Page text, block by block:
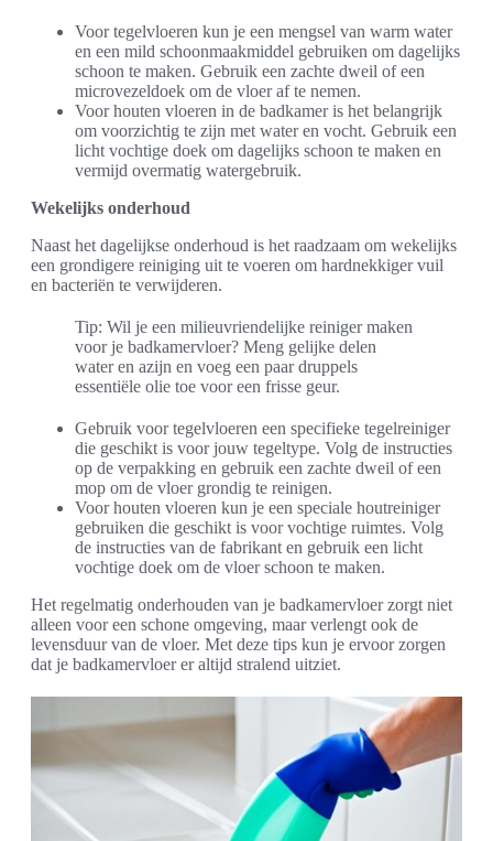
Voor tegelvloeren kun je een mengsel van warm water
en een mild schoonmaakmiddel gebruiken om dagelijks
schoon te maken. Gebruik een zachte dweil of een
microvezeldoek om de vloer af te nemen.
Voor houten vloeren in de badkamer is het belangrijk
om voorzichtig te zijn met water en vocht. Gebruik een
licht vochtige doek om dagelijks schoon te maken en
vermijd overmatig watergebruik.
Wekelijks onderhoud
Naast het dagelijkse onderhoud is het raadzaam om wekelijks
een grondigere reiniging uit te voeren om hardnekkiger vuil
en bacteriën te verwijderen.
Tip: Wil je een milieuvriendelijke reiniger maken
voor je badkamervloer? Meng gelijke delen
water en azijn en voeg een paar druppels
essentiële olie toe voor een frisse geur.
Gebruik voor tegelvloeren een specifieke tegelreiniger
die geschikt is voor jouw tegeltype. Volg de instructies
op de verpakking en gebruik een zachte dweil of een
mop om de vloer grondig te reinigen.
Voor houten vloeren kun je een speciale houtreiniger
gebruiken die geschikt is voor vochtige ruimtes. Volg
de instructies van de fabrikant en gebruik een licht
vochtige doek om de vloer schoon te maken.
Het regelmatig onderhouden van je badkamervloer zorgt niet
alleen voor een schone omgeving, maar verlengt ook de
levensduur van de vloer. Met deze tips kun je ervoor zorgen
dat je badkamervloer er altijd stralend uitziet.